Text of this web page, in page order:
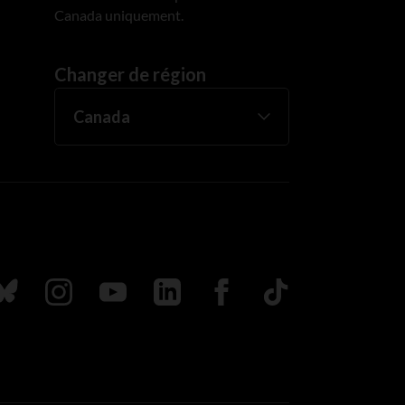
Canada uniquement.
Changer de région
nous sur Bluesky
Suivez nous sur Instagram
Suivez nous sur Youtube
Suivez nous sur LinkedIn
Suivez nous sur
TikTok